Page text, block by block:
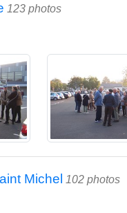
123 photos
Michel 102 photos